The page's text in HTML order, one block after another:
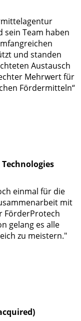
sein Team haben
und standen
Austausch
Mehrwert für
Fördermitteln“
Technologies
einmal für die
mit
FörderProtech
gelang es alle
zu meistern."